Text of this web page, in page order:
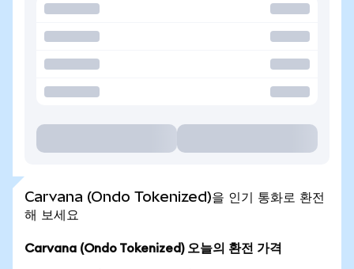
Carvana (Ondo Tokenized)을 인기 통화로 환전
해 보세요
Carvana (Ondo Tokenized) 오늘의 환전 가격